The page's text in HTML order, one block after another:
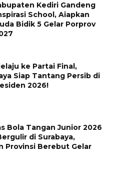
Kediri Gandeng
School, Aiapkan
Bidik 5 Gelar Porprov
ke Partai Final,
Siap Tantang Persib di
2026!
Bola Tangan Junior 2026
di Surabaya,
Provinsi Berebut Gelar